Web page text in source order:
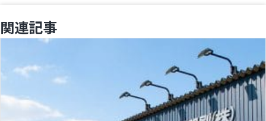
関連記事